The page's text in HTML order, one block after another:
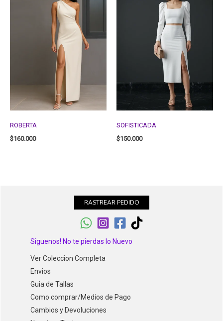
ROBERTA
$160.000
SOFISTICADA
$150.000
RASTREAR PEDIDO
Siguenos! No te pierdas lo Nuevo
Ver Coleccion Completa
Envios
Guia de Tallas
Como comprar/Medios de Pago
Cambios y Devoluciones